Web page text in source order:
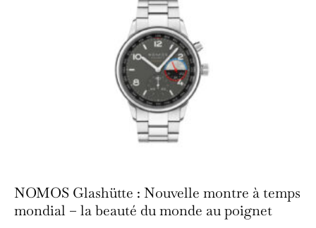
NOMOS Glashütte : Nouvelle montre à temps
mondial – la beauté du monde au poignet